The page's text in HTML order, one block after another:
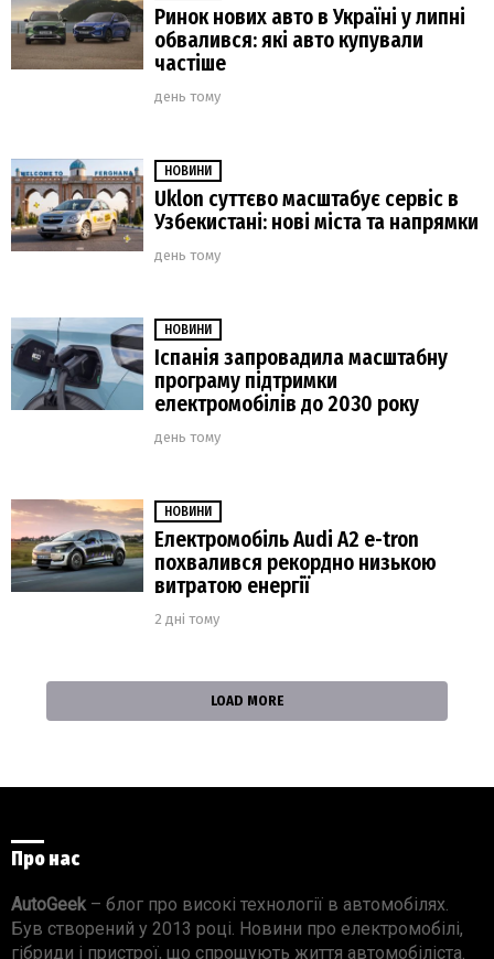
Ринок нових авто в Україні у липні
обвалився: які авто купували
частіше
день тому
НОВИНИ
Uklon суттєво масштабує сервіс в
Узбекистані: нові міста та напрямки
день тому
НОВИНИ
Іспанія запровадила масштабну
програму підтримки
електромобілів до 2030 року
день тому
НОВИНИ
Електромобіль Audi A2 e-tron
похвалився рекордно низькою
витратою енергії
2 дні тому
LOAD MORE
Про нас
AutoGeek – блог про високі технології в автомобілях.
Був створений у 2013 році. Новини про електромобілі,
гібриди і пристрої, що спрощують життя автомобіліста.